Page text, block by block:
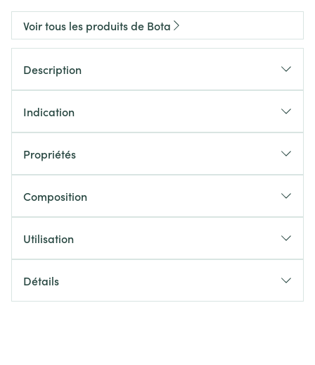
Voir tous les produits de Bota
Description
Indication
Propriétés
Composition
Utilisation
Détails